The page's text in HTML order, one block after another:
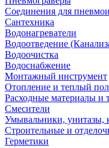
Соединения для
Сантехника
Водонагреватели
Водоотведение
Водоочистка
Водоснабжение
Монтажный инструмент
Отопление и теплый пол
Расходные материалы и
Смесители
Умывальники, унитазы,
Строительные и
Герметики